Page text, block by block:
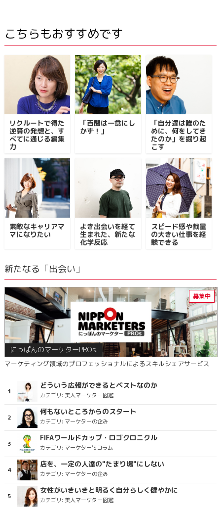
こちらもおすすめです
リクルートで得た
逆算の発想と、す
べてに通じる編集
力
「百聞は一食にし
かず！」
「自分達は誰のた
めに、何をしてき
たのか」を掘り起
こす
素敵なキャリアマ
マになりたい
よき出会いを経て
生まれた、新たな
化学反応
スピード感や裁量
の大きい仕事を経
験できる
新たなる「出会い」
にっぽんのマーケターPROs.
マーケティング領域のプロフェッショナルによるスキルシェアサービス
どういう広報ができるとベストなのか
カテゴリ: 美人マーケター図鑑
何もないところからのスタート
カテゴリ: マーケターの企み
FIFAワールドカップ・ロゴクロニクル
カテゴリ: マーケター’Sコラム
店を、一定の人達の"たまり場"にしない
カテゴリ: マーケターの企み
女性がいきいきと明るく自分らしく健やかに
カテゴリ: 美人マーケター図鑑